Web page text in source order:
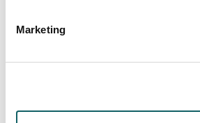
Marketing
Unibertsitatea me permite
aplicada. Por un lado,